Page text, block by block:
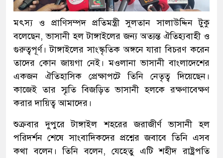
মৎস্য ও প্রাণিসম্পদ প্রতিমন্ত্রী সুলতান সালাউদ্দিন টুকু
বলেছেন, ভাসানী হল টাঙ্গাইলের জন্য অত্যন্ত ঐতিহ্যবাহী ও
গুরুত্বপূর্ণ। টাঙ্গাইলের সাংস্কৃতিক অঙ্গনে যারা বিচরণ করেন
তাদের কোন জায়গা নেই। মওলানা ভাসানী বাংলাদেশের
একজন ঐতিহাসিক প্রেক্ষাপটে তিনি নেতৃত্ব দিয়েছেন।
কাজেই তার স্মৃতি বিজড়িত ভাসানী হলকে রক্ষণাবেক্ষণ
করার দায়িত্ব আমাদের।
শুক্রবার দুপুরে টাঙ্গাইল শহরের জরাজীর্ণ ভাসানী হল
পরিদর্শন শেষে সাংবাদিকদের প্রশ্নের জবাবে তিনি এসব
কথা বলেন। তিনি বলেন, যেহেতু এটি শহীদ রাষ্ট্রপতি